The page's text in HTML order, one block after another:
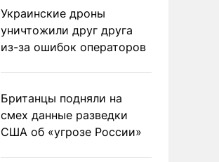
Украинские дроны
уничтожили друг друга
из-за ошибок операторов
Британцы подняли на
смех данные разведки
США об «угрозе России»